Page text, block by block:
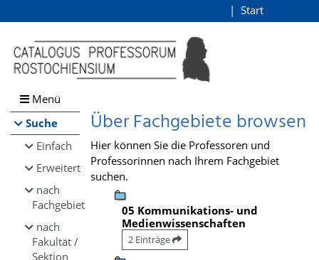
Browsen
direkt zum Inhalt
Start
Menü
Suche
Einfach
Erweitert
nach
Fachgebiet
nach
Fakultät /
Sektion
Über Fachgebiete browsen
Hier können Sie die Professoren und
Professorinnen nach Ihrem Fachgebiet
suchen.
05 Kommunikations- und
Medienwissenschaften
2 Einträge